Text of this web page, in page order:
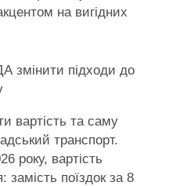
на вигідних
змінити підходи до
вартість та саму
транспорт.
року, вартість
замість поїздок за 8